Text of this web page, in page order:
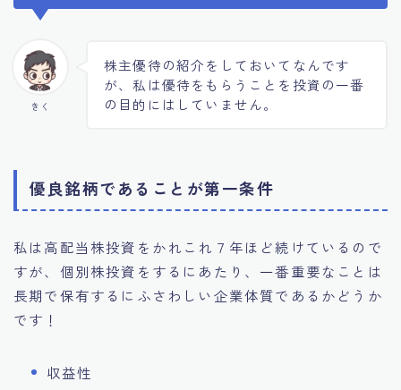
きく
株主優待の紹介をしておいてなんです
が、私は優待をもらうことを投資の一番
の目的にはしていません。
優良銘柄であることが第一条件
私は高配当株投資をかれこれ７年ほど続けているので
すが、個別株投資をするにあたり、一番重要なことは
長期で保有するにふさわしい企業体質であるかどうか
です！
収益性